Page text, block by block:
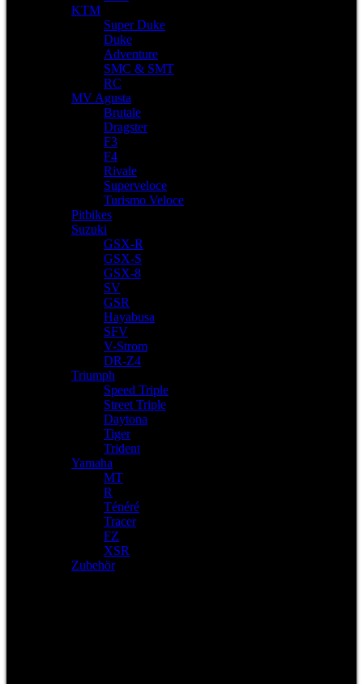
KTM
Super Duke
Duke
Adventure
SMC & SMT
RC
MV Agusta
Brutale
Dragster
F3
F4
Rivale
Superveloce
Turismo Veloce
Pitbikes
Suzuki
GSX-R
GSX-S
GSX-8
SV
GSR
Hayabusa
SFV
V-Strom
DR-Z4
Triumph
Speed Triple
Street Triple
Daytona
Tiger
Trident
Yamaha
MT
R
Ténéré
Tracer
FZ
XSR
Zubehör